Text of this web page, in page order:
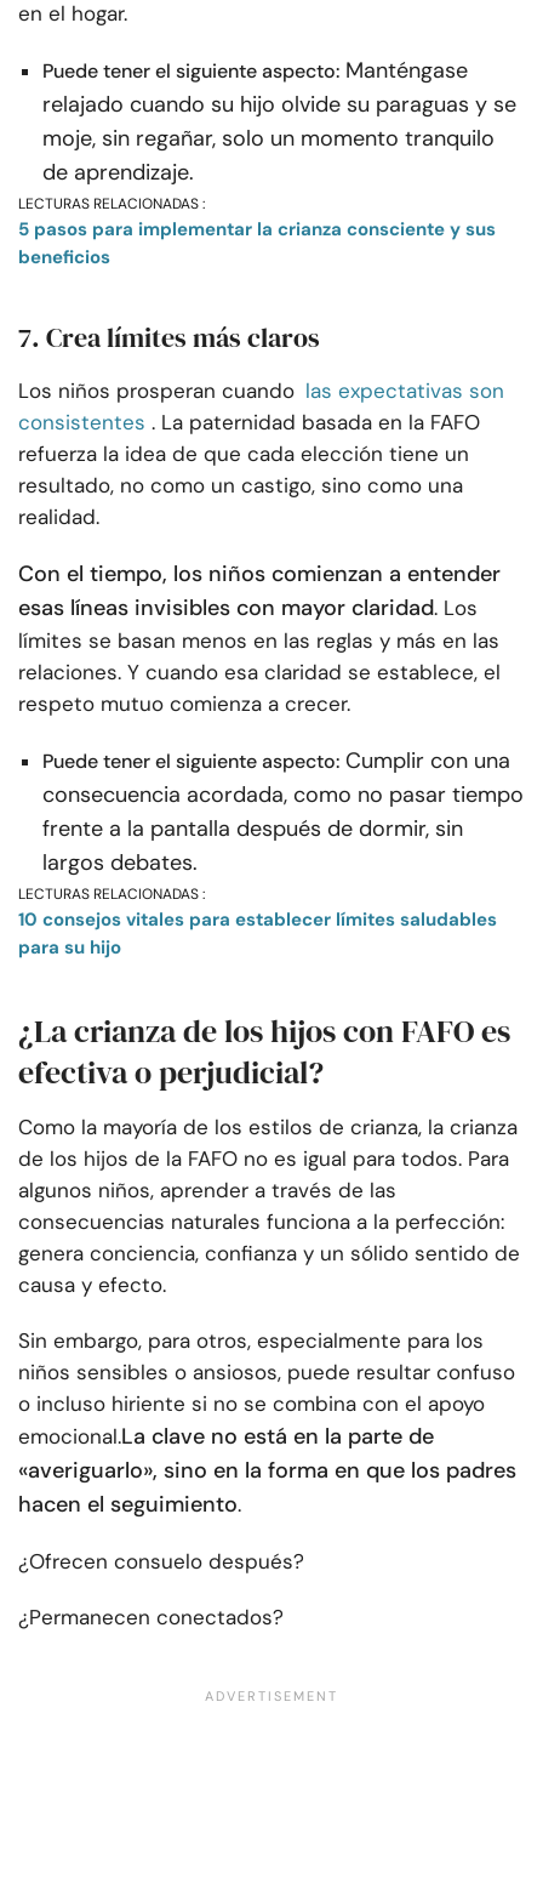
en el hogar.
Puede tener el siguiente aspecto: Manténgase
relajado cuando su hijo olvide su paraguas y se
moje, sin regañar, solo un momento tranquilo
de aprendizaje.
LECTURAS RELACIONADAS :
5 pasos para implementar la crianza consciente y sus
beneficios
7. Crea límites más claros
Los niños prosperan cuando las expectativas son
consistentes . La paternidad basada en la FAFO
refuerza la idea de que cada elección tiene un
resultado, no como un castigo, sino como una
realidad.
Con el tiempo, los niños comienzan a entender
esas líneas invisibles con mayor claridad. Los
límites se basan menos en las reglas y más en las
relaciones. Y cuando esa claridad se establece, el
respeto mutuo comienza a crecer.
Puede tener el siguiente aspecto: Cumplir con una
consecuencia acordada, como no pasar tiempo
frente a la pantalla después de dormir, sin
largos debates.
LECTURAS RELACIONADAS :
10 consejos vitales para establecer límites saludables
para su hijo
¿La crianza de los hijos con FAFO es
efectiva o perjudicial?
Como la mayoría de los estilos de crianza, la crianza
de los hijos de la FAFO no es igual para todos. Para
algunos niños, aprender a través de las
consecuencias naturales funciona a la perfección:
genera conciencia, confianza y un sólido sentido de
causa y efecto.
Sin embargo, para otros, especialmente para los
niños sensibles o ansiosos, puede resultar confuso
o incluso hiriente si no se combina con el apoyo
emocional.La clave no está en la parte de
«averiguarlo», sino en la forma en que los padres
hacen el seguimiento.
¿Ofrecen consuelo después?
¿Permanecen conectados?